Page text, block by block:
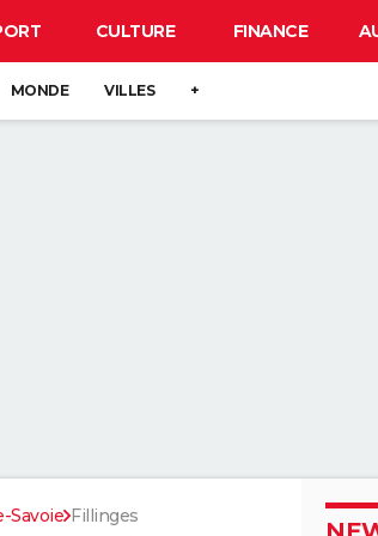
CULTURE FINANCE
MONDE VILLES +
Savoie Fillinges